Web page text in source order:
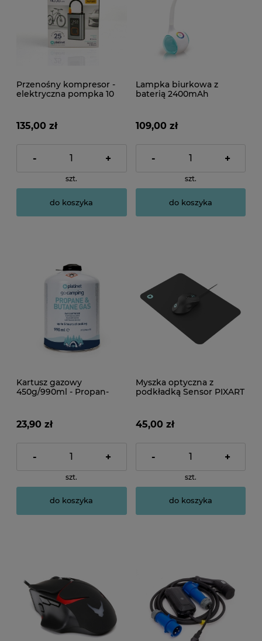
Przenośny kompresor -
elektryczna pompka 10
135,00 zł
- +
szt.
do koszyka
Lampka biurkowa z
baterią 2400mAh
109,00 zł
- +
szt.
do koszyka
Kartusz gazowy
450g/990ml - Propan-
23,90 zł
- +
szt.
do koszyka
Myszka optyczna z
podkładką Sensor PIXART
45,00 zł
- +
szt.
do koszyka